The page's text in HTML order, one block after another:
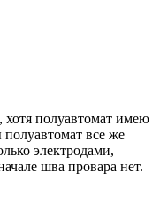
полуавтомат имею
все же
электродами,
шва провара нет.